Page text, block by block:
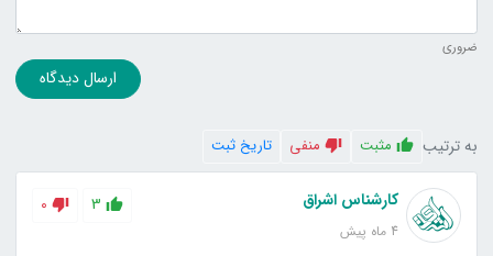
ضروری
ارسال دیدگاه
به ترتیب مثبت منفی تاریخ ثبت
کارشناس اشراق
4 ماه پیش
3
0